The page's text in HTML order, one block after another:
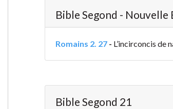
Bible Segond - Nouvelle
Romains 2. 27- L’incirconcis de
Bible Segond 21